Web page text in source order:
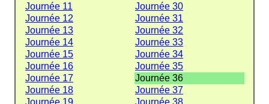
Journée 11
Journée 30
Journée 12
Journée 31
Journée 13
Journée 32
Journée 14
Journée 33
Journée 15
Journée 34
Journée 16
Journée 35
Journée 17
Journée 36
Journée 18
Journée 37
Journée 19
Journée 38